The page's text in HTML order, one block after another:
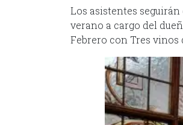
Los asistentes
verano a cargo del
Febrero con Tres vinos